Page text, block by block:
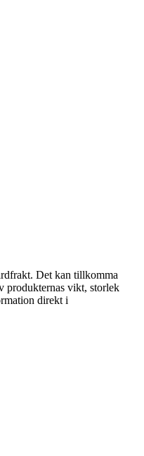
Det kan tillkomma
produkternas vikt, storlek
direkt i